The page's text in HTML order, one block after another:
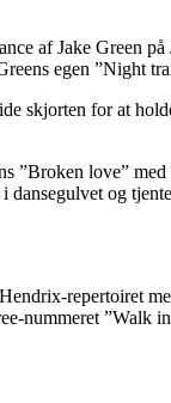
af Jake Green
egen ”Night
skjorten for at
”Broken love”
og
repertoiret
nummeret ”Walk